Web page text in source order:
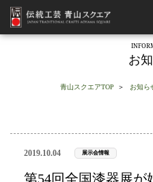
お
青山スクエアTOP お知ら
2019.10.04 展示会情報
第54回全国漆器展が